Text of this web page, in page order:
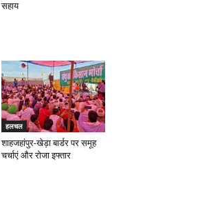
सहाय
हलचल
शाहजहांपुर-खेड़ा बार्डर पर समूह
चर्चाएं और रोजा इफ्तार